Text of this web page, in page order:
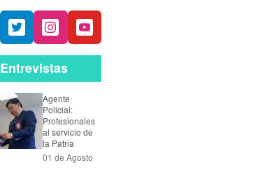
Entrevistas
Agente
Policial:
Profesionales
al servicio de
la Patria
01 de Agosto